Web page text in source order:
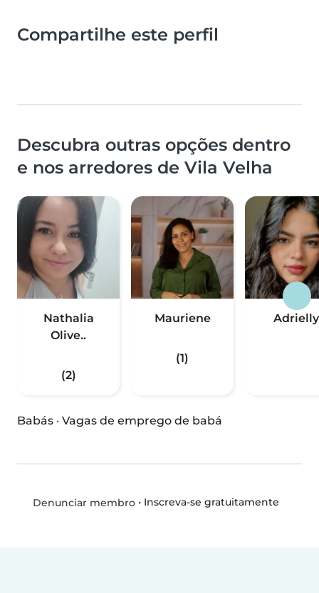
Compartilhe este perfil
Descubra outras opções dentro
e nos arredores de Vila Velha
Nathalia
Olive..
(2)
Mauriene
(1)
Adrielly
Babás · Vagas de emprego de babá
Denunciar membro• Inscreva-se gratuitamente